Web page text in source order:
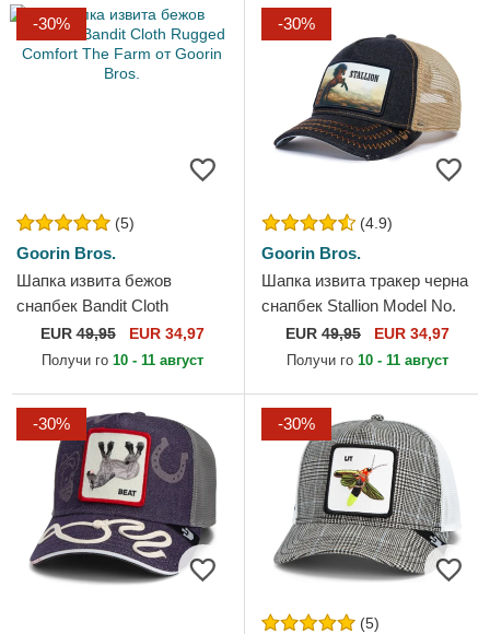
-30%
(5)
Goorin Bros.
Шапка извита бежов
снапбек Bandit Cloth
Rugged Comfort The Farm
от Goorin Bros.
EUR49,95 EUR 34,97
Получи го 10 - 11 август
-30%
(4.9)
Goorin Bros.
Шапка извита тракер черна
снапбек Stallion Model No.
5741110N Rodeo The Farm
от Goorin Bros.
EUR 49,95 EUR 34,97
Получи го 10 - 11 август
-30% -30%
(5)